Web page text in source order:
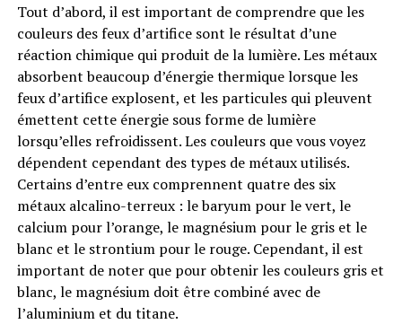
Tout d’abord, il est important de comprendre que les
couleurs des feux d’artifice sont le résultat d’une
réaction chimique qui produit de la lumière. Les métaux
absorbent beaucoup d’énergie thermique lorsque les
feux d’artifice explosent, et les particules qui pleuvent
émettent cette énergie sous forme de lumière
lorsqu’elles refroidissent. Les couleurs que vous voyez
dépendent cependant des types de métaux utilisés.
Certains d’entre eux comprennent quatre des six
métaux alcalino-terreux : le baryum pour le vert, le
calcium pour l’orange, le magnésium pour le gris et le
blanc et le strontium pour le rouge. Cependant, il est
important de noter que pour obtenir les couleurs gris et
blanc, le magnésium doit être combiné avec de
l’aluminium et du titane.